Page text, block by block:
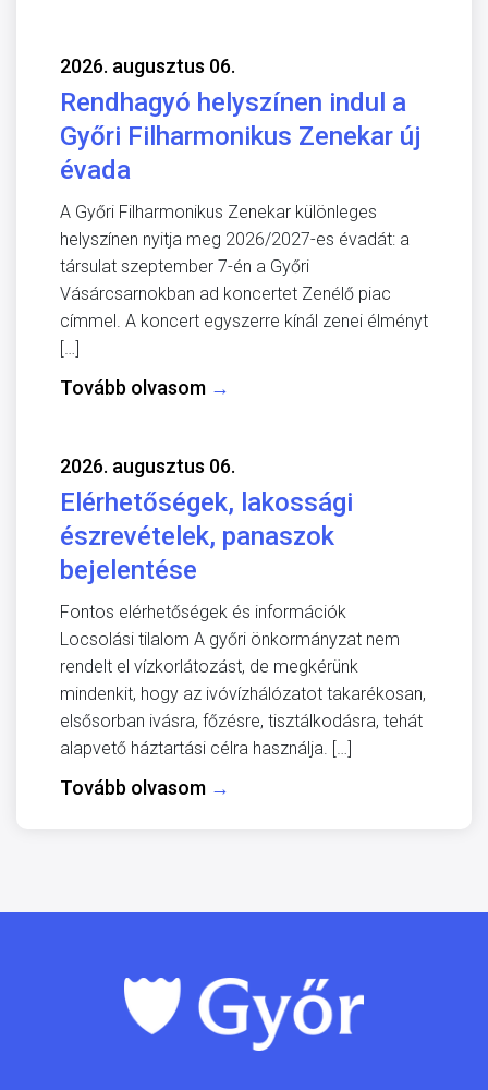
2026. augusztus 06.
Rendhagyó helyszínen indul a
Győri Filharmonikus Zenekar új
évada
A Győri Filharmonikus Zenekar különleges
helyszínen nyitja meg 2026/2027-es évadát: a
társulat szeptember 7-én a Győri
Vásárcsarnokban ad koncertet Zenélő piac
címmel. A koncert egyszerre kínál zenei élményt
[…]
Tovább olvasom →
2026. augusztus 06.
Elérhetőségek, lakossági
észrevételek, panaszok
bejelentése
Fontos elérhetőségek és információk
Locsolási tilalom A győri önkormányzat nem
rendelt el vízkorlátozást, de megkérünk
mindenkit, hogy az ivóvízhálózatot takarékosan,
elsősorban ivásra, főzésre, tisztálkodásra, tehát
alapvető háztartási célra használja. […]
Tovább olvasom →